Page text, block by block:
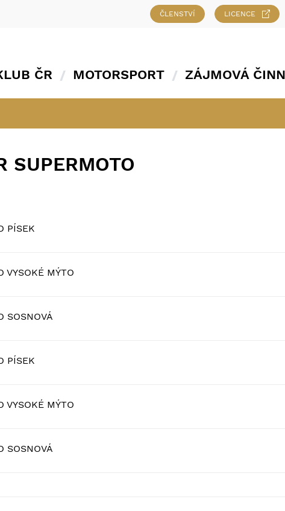
ČLENSTVÍ LICENCE
ČR MOTORSPORT ZÁJMOVÁ
SUPERMOTO
PÍSEK
VYSOKÉ MÝTO
SOSNOVÁ
PÍSEK
VYSOKÉ MÝTO
SOSNOVÁ